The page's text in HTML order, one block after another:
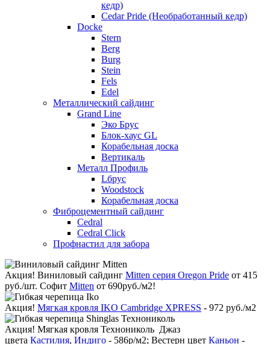
кедр)
Cedar Pride (Необработанный кедр)
Docke
Stern
Berg
Burg
Stein
Fels
Edel
Металлический сайдинг
Grand Line
Эко Брус
Блок-хаус GL
Корабельная доска
Вертикаль
Металл Профиль
Lбрус
Woodstock
Корабельная доска
Фиброцементный сайдинг
Cedral
Cedral Click
Профнастил для забора
Акция! Виниловый сайдинг Mitten серия Oregon Pride от 415
руб./шт. Софит Mitten от 690руб./м2!
Акция! Мягкая кровля IKO Cambridge XPRESS - 972 руб./м2
Акция! Мягкая кровля Технониколь Джаз
цвета Кастилия, Индиго - 586р/м2; Вестерн цвет Каньон -